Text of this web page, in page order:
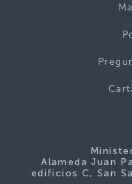
Alameda Juan
edificios C, San